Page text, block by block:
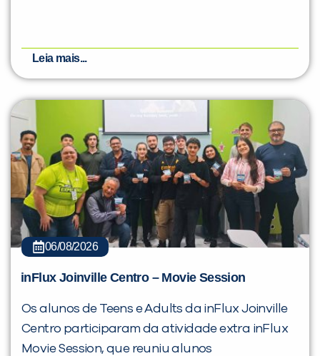
Leia mais...
06/08/2026
inFlux Joinville Centro – Movie Session
Os alunos de Teens e Adults da inFlux Joinville
Centro participaram da atividade extra inFlux
Movie Session, que reuniu alunos